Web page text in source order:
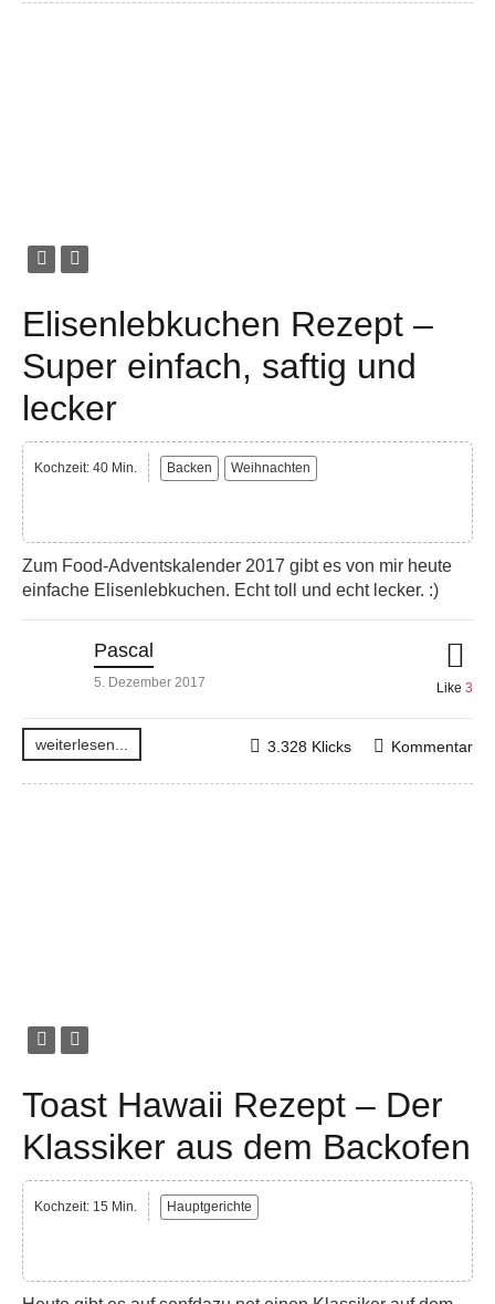
Elisenlebkuchen Rezept –
Super einfach, saftig und
lecker
Kochzeit: 40 Min. Backen Weihnachten
Zum Food-Adventskalender 2017 gibt es von mir heute
einfache Elisenlebkuchen. Echt toll und echt lecker. :)
Pascal
5. Dezember 2017 Like 3
weiterlesen... Kommentar
3.328 Klicks
Toast Hawaii Rezept – Der
Klassiker aus dem Backofen
Kochzeit: 15 Min. Hauptgerichte